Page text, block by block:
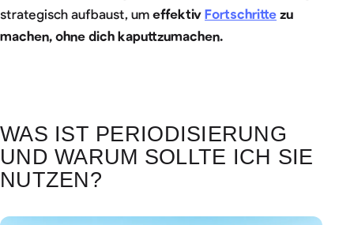
strategisch aufbaust, um effektiv Fortschritte zu
machen, ohne dich kaputtzumachen.
WAS IST PERIODISIERUNG
UND WARUM SOLLTE ICH SIE
NUTZEN?